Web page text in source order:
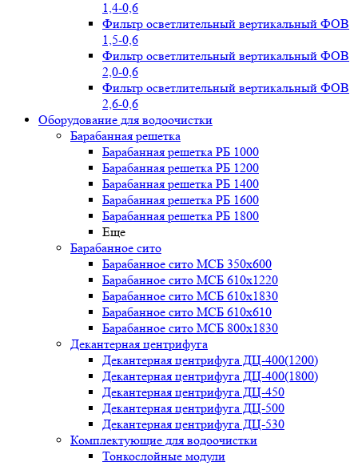
1,4-0,6
Фильтр осветлительный вертикальный ФОВ
1,5-0,6
Фильтр осветлительный вертикальный ФОВ
2,0-0,6
Фильтр осветлительный вертикальный ФОВ
2,6-0,6
Оборудование для водоочистки
Барабанная решетка
Барабанная решетка РБ 1000
Барабанная решетка РБ 1200
Барабанная решетка РБ 1400
Барабанная решетка РБ 1600
Барабанная решетка РБ 1800
Еще
Барабанное сито
Барабанное сито МСБ 350x600
Барабанное сито МСБ 610x1220
Барабанное сито МСБ 610x1830
Барабанное сито МСБ 610x610
Барабанное сито МСБ 800x1830
Декантерная центрифуга
Декантерная центрифуга ДЦ-400(1200)
Декантерная центрифуга ДЦ-400(1800)
Декантерная центрифуга ДЦ-450
Декантерная центрифуга ДЦ-500
Декантерная центрифуга ДЦ-530
Комплектующие для водоочистки
Тонкослойные модули